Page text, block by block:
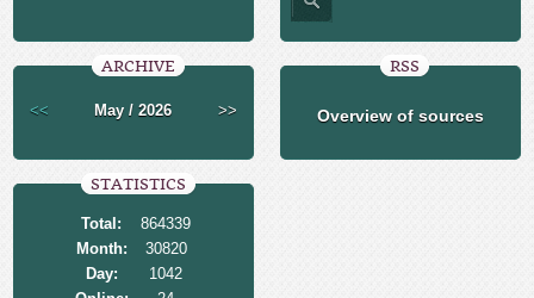
ARCHIVE
<< May / 2026 >>
RSS
Overview of sources
STATISTICS
Total:
864339
Month:
30820
Day:
1042